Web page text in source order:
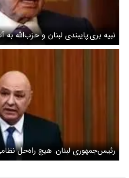
نبیه بری:پایبندی لبنان و حزب‌الله
اسرائیل است
رئیس‌جمهوری لبنان: هیچ راه‌حل
وجود ندارد